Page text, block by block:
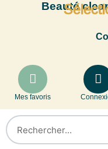
Beauté
Mes favoris